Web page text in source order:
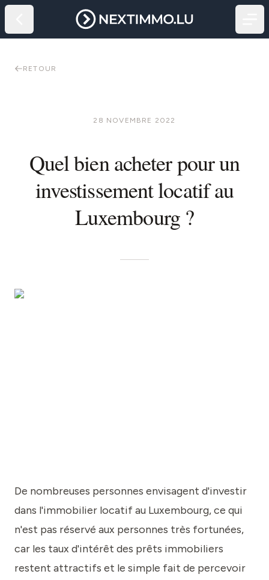
RETOUR
28 NOVEMBRE 2022
Quel bien acheter pour un
investissement locatif au
Luxembourg ?
De nombreuses personnes envisagent d'investir
dans l'immobilier locatif au Luxembourg, ce qui
n'est pas réservé aux personnes très fortunées,
car les taux d'intérêt des prêts immobiliers
restent attractifs et le simple fait de percevoir